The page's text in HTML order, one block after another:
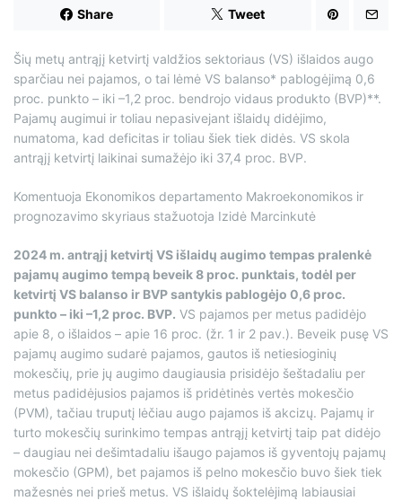
Share Tweet
Šių metų antrąjį ketvirtį valdžios sektoriaus (VS) išlaidos augo
sparčiau nei pajamos, o tai lėmė VS balanso* pablogėjimą 0,6
proc. punkto – iki –1,2 proc. bendrojo vidaus produkto (BVP)**.
Pajamų augimui ir toliau nepasivejant išlaidų didėjimo,
numatoma, kad deficitas ir toliau šiek tiek didės. VS skola
antrąjį ketvirtį laikinai sumažėjo iki 37,4 proc. BVP.
Komentuoja Ekonomikos departamento Makroekonomikos ir
prognozavimo skyriaus stažuotoja Izidė Marcinkutė
2024 m. antrąjį ketvirtį VS išlaidų augimo tempas pralenkė
pajamų augimo tempą beveik 8 proc. punktais, todėl per
ketvirtį VS balanso ir BVP santykis pablogėjo 0,6 proc.
punkto – iki –1,2 proc. BVP. VS pajamos per metus padidėjo
apie 8, o išlaidos – apie 16 proc. (žr. 1 ir 2 pav.). Beveik pusę VS
pajamų augimo sudarė pajamos, gautos iš netiesioginių
mokesčių, prie jų augimo daugiausia prisidėjo šeštadaliu per
metus padidėjusios pajamos iš pridėtinės vertės mokesčio
(PVM), tačiau truputį lėčiau augo pajamos iš akcizų. Pajamų ir
turto mokesčių surinkimo tempas antrąjį ketvirtį taip pat didėjo
– daugiau nei dešimtadaliu išaugo pajamos iš gyventojų pajamų
mokesčio (GPM), bet pajamos iš pelno mokesčio buvo šiek tiek
mažesnės nei prieš metus. VS išlaidų šoktelėjimą labiausiai